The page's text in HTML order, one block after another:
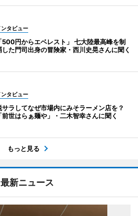
タビュー
500円からエベレスト」 七大陸最高峰を制
した門司出身の冒険家・西川史晃さんに聞く
タビュー
サラしてなぜ市場内にみそラーメン店を？
前世はらぁ麺や」・二木智幸さんに聞く
もっと見る
最新ニュース